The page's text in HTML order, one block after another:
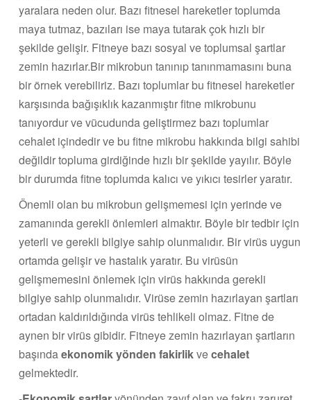
yaralara neden olur. Bazı fitnesel hareketler toplumda
maya tutmaz, bazıları ise maya tutarak çok hızlı bir
şekilde gelişir. Fitneye bazı sosyal ve toplumsal şartlar
zemin hazırlar.Bir mikrobun tanınıp tanınmamasını buna
bir örnek verebiliriz. Bazı toplumlar bu fitnesel hareketler
karşısında bağışıklık kazanmıştır fitne mikrobunu
tanıyordur ve vücudunda geliştirmez bazı toplumlar
cehalet içindedir ve bu fitne mikrobu hakkında bilgi sahibi
değildir topluma girdiğinde hızlı bir şekilde yayılır. Böyle
bir durumda fitne toplumda kalıcı ve yıkıcı tesirler yaratır.
Önemli olan bu mikrobun gelişmemesi için yerinde ve
zamanında gerekli önlemleri almaktır. Böyle bir tedbir için
yeterli ve gerekli bilgiye sahip olunmalıdır. Bir virüs uygun
ortamda gelişir ve hastalık yaratır. Bu virüsün
gelişmemesini önlemek için virüs hakkında gerekli
bilgiye sahip olunmalıdır. Virüse zemin hazırlayan şartları
ortadan kaldırıldığında virüs tehlikeli olmaz. Fitne de
aynen bir virüs gibidir. Fitneye zemin hazırlayan şartların
başındaekonomik yönden fakirlikvecehalet
gelmektedir.